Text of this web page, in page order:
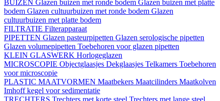
BUIZEN Glazen buizen met ronde bodem Glazen buizen met platte
bodem Glazen cultuurbuizen met ronde bodem Glazen
cultuurbuizen met platte bodem
FILTRATIE Filterapparaat
PIPETTEN Glazen pasteurpipetten Glazen serologische pipetten
Glazen volumepipetten Toebehoren voor glazen pipetten
KLEIN GLASWERK Horlogeglazen
MICROSCOPIE Objectglaasjes Dekglaasjes Telkamers Toebehoren
voor microscopie
PLASTIC MAATVORMEN Maatbekers Maatcilinders Maatkolven
Imhoff kegel voor sedimentatie